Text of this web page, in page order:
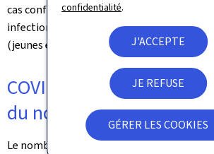
confidentialité.
J'ACCEPTE
JE REFUSE
GÉRER LES COOKIES
cas confirmés, contre 219 la semaine
infections touchent essentiellement les
(jeunes enfants et personnes au-delà des 80
COVID-19 / SARS-CoV-
du nombre de cas
Le nombre de cas positifs au SARS-CoV-2